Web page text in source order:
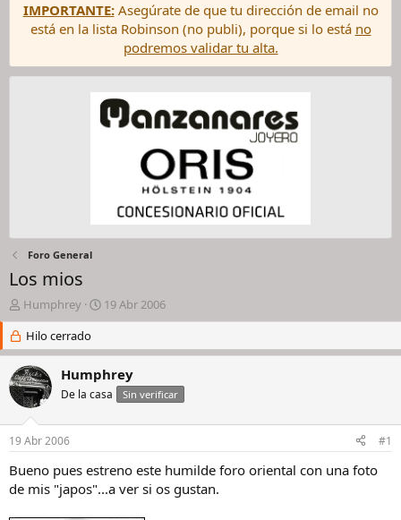
IMPORTANTE:Asegúrate de que tu dirección de email no
está en la lista Robinson (no publi), porque si lo está no
podremos validar tu alta.
Foro General
Los mios
I
n
c
i
a
d
o
d
e
l
h
Humphrey
F
e
h
a
d
e
i
c
i
o
19 Abr 2006
Hilo cerrado
Humphrey
De la casa Sin verificar
19 Abr 2006 #1
Bueno pues estreno este humilde foro oriental con una foto
de mis "japos"...a ver si os gustan.